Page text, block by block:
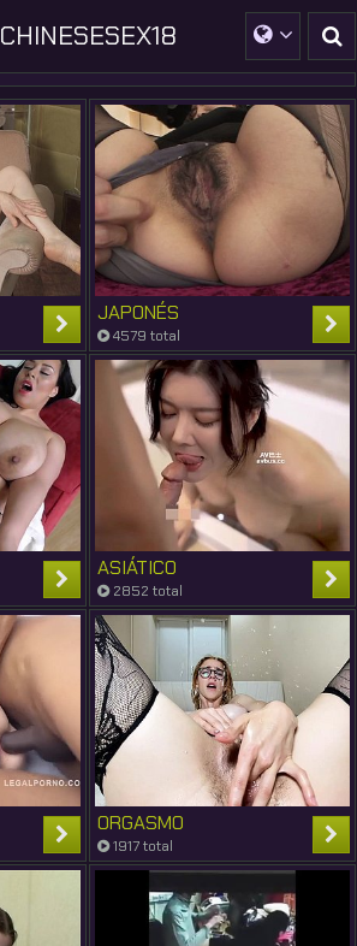
CHINESESEX18
JAPONÉS
4579 total
ASIÁTICO
2852 total
ORGASMO
1917 total